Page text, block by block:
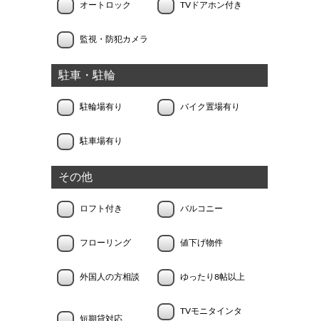
オートロック TVドアホン付き
監視・防犯カメラ
駐車・駐輪
駐輪場有り バイク置場有り
駐車場有り
その他
ロフト付き バルコニー
フローリング 値下げ物件
外国人の方相談 ゆったり8帖以上
短期貸対応
TVモニタインタ